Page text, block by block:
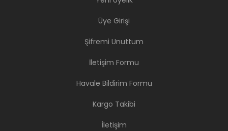
Üye Girişi
Şifremi Unuttum
İletişim Formu
Havale Bildirim Formu
Kargo Takibi
İletişim